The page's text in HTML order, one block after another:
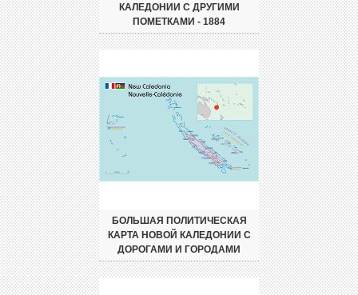
КАЛЕДОНИИ С ДРУГИМИ
ПОМЕТКАМИ - 1884
БОЛЬШАЯ ПОЛИТИЧЕСКАЯ
КАРТА НОВОЙ КАЛЕДОНИИ С
ДОРОГАМИ И ГОРОДАМИ